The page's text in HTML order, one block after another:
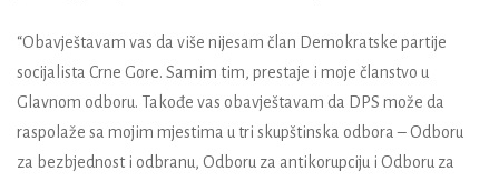
“Obavještavam vas da više nijesam član Demokratske partije
socijalista Crne Gore. Samim tim, prestaje i moje članstvo u
Glavnom odboru. Takođe vas obavještavam da DPS može da
raspolaže sa mojim mjestima u tri skupštinska odbora – Odboru
za bezbjednost i odbranu, Odboru za antikorupciju i Odboru za